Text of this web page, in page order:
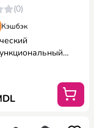
(0)
Кэшбэк